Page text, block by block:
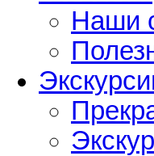
Наши